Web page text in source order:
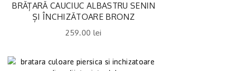
BRĂȚARĂ CAUCIUC ALBASTRU SENIN
ȘI ÎNCHIZĂTOARE BRONZ
259.00 lei